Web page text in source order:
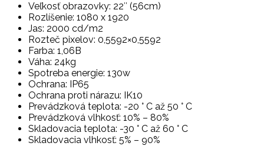
Veľkosť obrazovky: 22″ (56cm)
Rozlíšenie: 1080 x 1920
Jas: 2000 cd/m2
Rozteč pixelov: 0,5592×0,5592
Farba: 1,06B
Váha: 24kg
Spotreba energie: 130w
Ochrana: IP65
Ochrana proti nárazu: IK10
Prevádzková teplota: -20 ° C až 50 ° C
Prevádzková vlhkosť: 10% – 80%
Skladovacia teplota: -30 ° C až 60 ° C
Skladovacia vlhkosť: 5% – 90%